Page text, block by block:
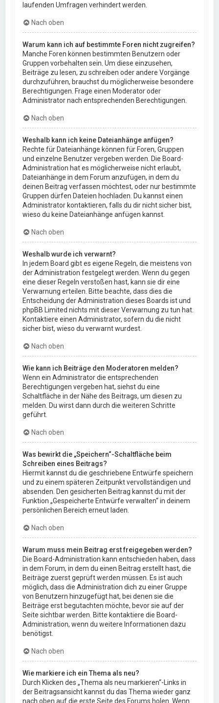
laufenden Umfragen verhindert werden.
Nach oben
Warum kann ich auf bestimmte Foren nicht zugreifen?
Manche Foren können bestimmten Benutzern oder
Gruppen vorbehalten sein. Um diese einzusehen,
Beiträge zu lesen, zu schreiben oder andere Vorgänge
durchzuführen, brauchst du möglicherweise besondere
Berechtigungen. Frage einen Moderator oder
Administrator nach entsprechenden Berechtigungen.
Nach oben
Weshalb kann ich keine Dateianhänge anfügen?
Rechte für Dateianhänge können für Foren, Gruppen
und einzelne Benutzer vergeben werden. Die Board-
Administration hat es möglicherweise nicht erlaubt,
Dateianhänge in dem Forum anzufügen, in dem du
deinen Beitrag verfassen möchtest, oder nur bestimmte
Gruppen dürfen Dateien hochladen. Du kannst einen
Administrator kontaktieren, falls du dir nicht sicher bist,
wieso du keine Dateianhänge anfügen kannst.
Nach oben
Weshalb wurde ich verwarnt?
In jedem Board gibt es eigene Regeln, die meistens von
der Administration festgelegt werden. Wenn du gegen
eine dieser Regeln verstoßen hast, kann sie dir eine
Verwarnung erteilen. Bitte beachte, dass dies die
Entscheidung der Administration dieses Boards ist und
phpBB Limited nichts mit dieser Verwarnung zu tun hat.
Kontaktiere einen Administrator, sofern du die nicht
sicher bist, wieso du verwarnt wurdest.
Nach oben
Wie kann ich Beiträge den Moderatoren melden?
Wenn ein Administrator die entsprechenden
Berechtigungen vergeben hat, siehst du eine
Schaltfläche in der Nähe des Beitrags, um diesen zu
melden. Du wirst dann durch die weiteren Schritte
geführt.
Nach oben
Was bewirkt die „Speichern“-Schaltfläche beim
Schreiben eines Beitrags?
Hiermit kannst du die geschriebene Entwürfe speichern
und zu einem späteren Zeitpunkt vervollständigen und
absenden. Den gesicherten Beitrag kannst du mit der
Funktion „Gespeicherte Entwürfe verwalten“ in deinem
persönlichen Bereich erneut laden.
Nach oben
Warum muss mein Beitrag erst freigegeben werden?
Die Board-Administration kann entschieden haben, dass
in dem Forum, in dem du einen Beitrag erstellt hast, die
Beiträge zuerst geprüft werden müssen. Es ist auch
möglich, dass die Administration dich zu einer Gruppe
von Benutzern hinzugefügt hat, bei denen sie die
Beiträge erst begutachten möchte, bevor sie auf der
Seite sichtbar werden. Bitte kontaktiere die Board-
Administration, wenn du weitere Informationen dazu
benötigst.
Nach oben
Wie markiere ich ein Thema als neu?
Durch Klicken des „Thema als neu markieren“-Links in
der Beitragsansicht kannst du das Thema wieder ganz
nach oben auf die erste Seite des Forums holen. Wenn